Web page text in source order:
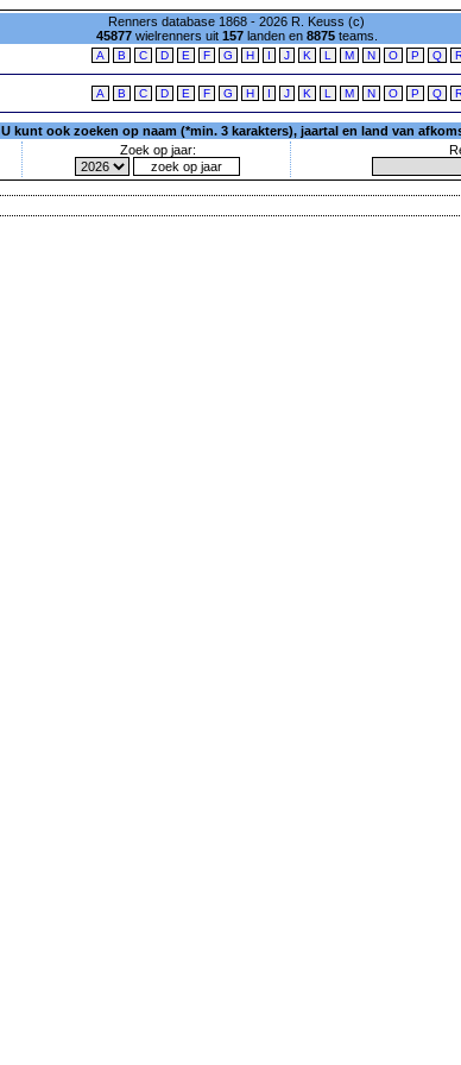
Renners database 1868 - 2026 R. Keuss (c)
45877wielrenners uit 157landen en 8875teams.
A B C D E F G H I J K L M N O P Q
A B C D E F G H I J K L M N O P Q
U kunt ook zoeken op naam (*min. 3 karakters), jaartal en land van
Zoek op jaar: